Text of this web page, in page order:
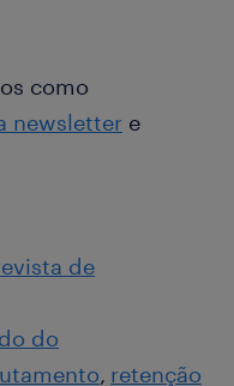
como
newsletter e
de
do
retenção